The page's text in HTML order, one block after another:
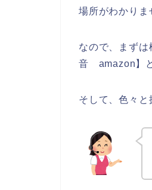
場所がわかりま
なので、まず
音 amazon】と
そして、色々と